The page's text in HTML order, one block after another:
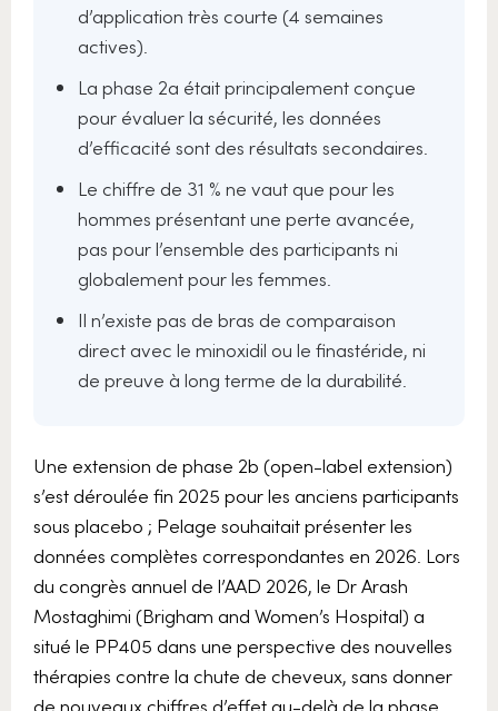
d’application très courte (4 semaines
actives).
La phase 2a était principalement conçue
pour évaluer la sécurité, les données
d’efficacité sont des résultats secondaires.
Le chiffre de 31 % ne vaut que pour les
hommes présentant une perte avancée,
pas pour l’ensemble des participants ni
globalement pour les femmes.
Il n’existe pas de bras de comparaison
direct avec le minoxidil ou le finastéride, ni
de preuve à long terme de la durabilité.
Une extension de phase 2b (open-label extension)
s’est déroulée fin 2025 pour les anciens participants
sous placebo ; Pelage souhaitait présenter les
données complètes correspondantes en 2026. Lors
du congrès annuel de l’AAD 2026, le Dr Arash
Mostaghimi (Brigham and Women’s Hospital) a
situé le PP405 dans une perspective des nouvelles
thérapies contre la chute de cheveux, sans donner
de nouveaux chiffres d’effet au-delà de la phase